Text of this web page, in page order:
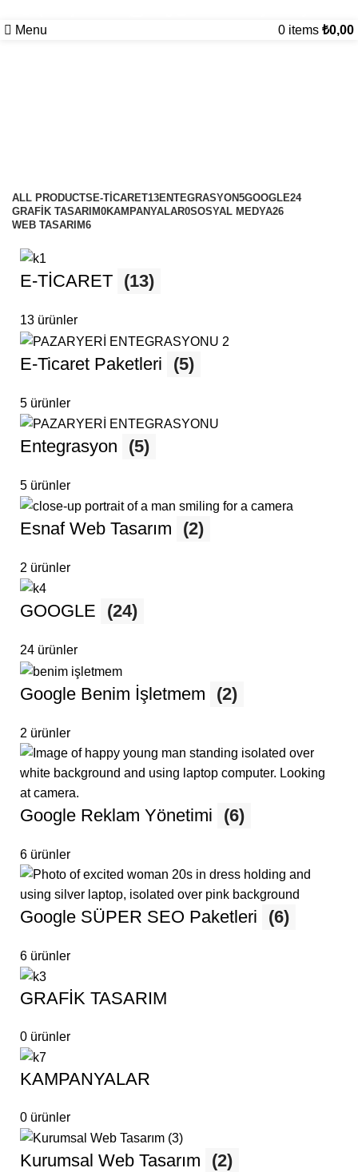
Menu
0 items ₺0,00
ALL PRODUCTS E-TİCARET13ENTEGRASYON5GOOGLE24
GRAFİK TASARIM0KAMPANYALAR0SOSYAL MEDYA26
WEB TASARIM6
E-TİCARET (13)
13 ürünler
E-Ticaret Paketleri (5)
5 ürünler
Entegrasyon (5)
5 ürünler
Esnaf Web Tasarım (2)
2 ürünler
GOOGLE (24)
24 ürünler
Google Benim İşletmem (2)
2 ürünler
Google Reklam Yönetimi (6)
6 ürünler
Google SÜPER SEO Paketleri (6)
6 ürünler
GRAFİK TASARIM
0 ürünler
KAMPANYALAR
0 ürünler
Kurumsal Web Tasarım (2)